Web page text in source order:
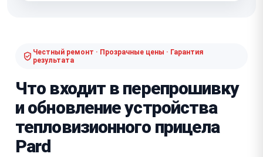
Честный ремонт · Прозрачные цены · Гарантия
результата
Что входит в перепрошивку
и обновление устройства
тепловизионного прицела
Pard